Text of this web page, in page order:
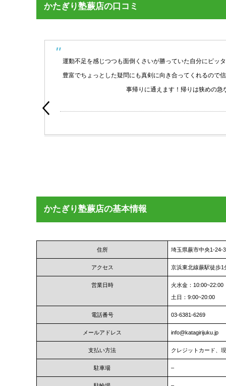
かたぎり塾蕨店の口コミ
運動不足を感じつつも面倒くさいが勝っていた自分にピッ
豊富でちょっとした疑問にも真剣に向き合ってくれるので
事帰りに通えます！帰りは狭めの
かたぎり塾蕨店の基本情報
住所 埼玉県蕨市中央1-24-
アクセス 京浜東北線蕨駅徒歩1
営業日時
火水金：10:00~22:00
土日：9:00~20:00
電話番号 03‐6381‐6269
メールアドレス info@katagirijuku.jp
支払い方法 クレジットカード、
駐車場 –